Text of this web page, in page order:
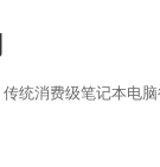
统消费级笔记本电